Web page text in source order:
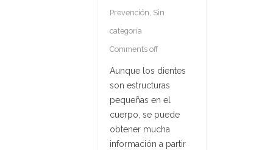
Prevención, Sin
categoría
Comments off
Aunque los dientes
son estructuras
pequeñas en el
cuerpo, se puede
obtener mucha
información a partir